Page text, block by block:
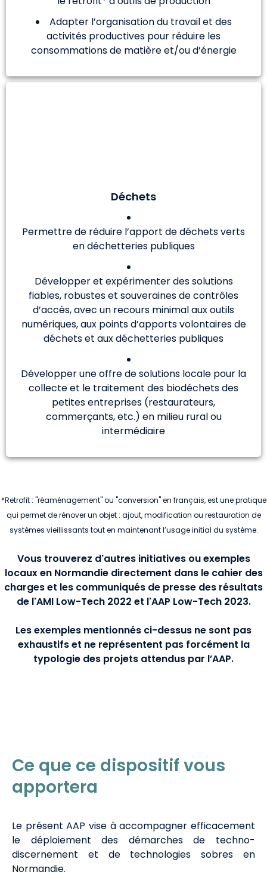
Adapter l’organisation du travail et des
activités productives pour réduire les
consommations de matière et/ou d’énergie
Déchets
Permettre de réduire l’apport de déchets verts
en déchetteries publiques
Développer et expérimenter des solutions
fiables, robustes et souveraines de contrôles
d’accès, avec un recours minimal aux outils
numériques, aux points d’apports volontaires de
déchets et aux déchetteries publiques
Développer une offre de solutions locale pour la
collecte et le traitement des biodéchets des
petites entreprises (restaurateurs,
commerçants, etc.) en milieu rural ou
intermédiaire
*Retrofit : "réaménagement" ou "conversion" en français, est une pratique
qui permet de rénover un objet : ajout, modification ou restauration de
systèmes vieillissants tout en maintenant l’usage initial du système.
Vous trouverez d'autres initiatives ou exemples
locaux en Normandie directement dans le cahier des
chargeset les communiqués de presse des résultats
de l'AMI Low-Tech 2022 et l'AAP Low-Tech 2023.
Les exemples mentionnés ci-dessus ne sont pas
exhaustifs et ne représentent pas forcément la
typologie des projets attendus par l’AAP.
Ce que ce dispositif vous
apportera
Le présent AAP vise à accompagner efficacement
le déploiement des démarches de techno-
discernement et de technologies sobres en
Normandie.